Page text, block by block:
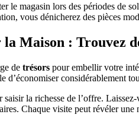
le magasin lors des périodes de
vous dénicherez des pièces
Maison : Trouvez
de trésors pour embellir votre
d’économiser considérablement
la richesse de l’offre.
Chaque visite peut révéler